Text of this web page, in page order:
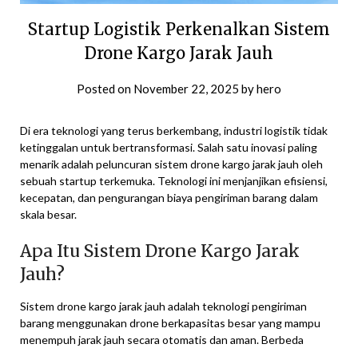
Startup Logistik Perkenalkan Sistem
Drone Kargo Jarak Jauh
Posted on November 22, 2025 byhero
Di era teknologi yang terus berkembang, industri logistik tidak
ketinggalan untuk bertransformasi. Salah satu inovasi paling
menarik adalah peluncuran sistem drone kargo jarak jauh oleh
sebuah startup terkemuka. Teknologi ini menjanjikan efisiensi,
kecepatan, dan pengurangan biaya pengiriman barang dalam
skala besar.
Apa Itu Sistem Drone Kargo Jarak
Jauh?
Sistem drone kargo jarak jauh adalah teknologi pengiriman
barang menggunakan drone berkapasitas besar yang mampu
menempuh jarak jauh secara otomatis dan aman. Berbeda